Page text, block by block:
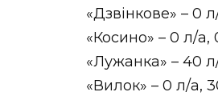
«Дзвінкове» – 0
«Косино» – 0 л/
«Лужанка» – 40
«Вилок» – 0 л/а,